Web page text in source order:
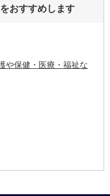
おすすめします
や保健・医療・福祉な